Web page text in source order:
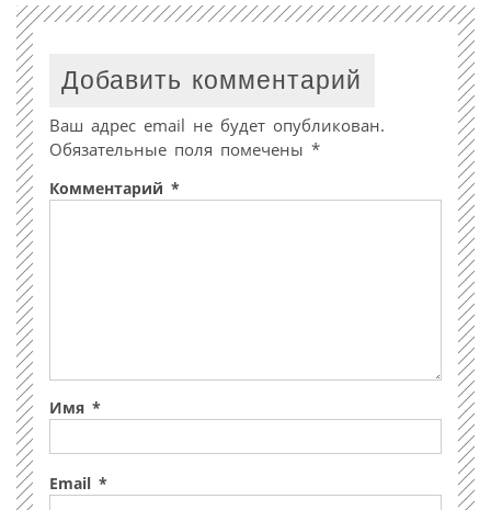
Добавить комментарий
Ваш адрес email не будет опубликован.
Обязательные поля помечены *
Комментарий *
Имя *
Email *